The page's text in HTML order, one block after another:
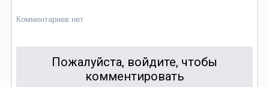
Комментариев нет
Пожалуйста, войдите, чтобы
комментировать